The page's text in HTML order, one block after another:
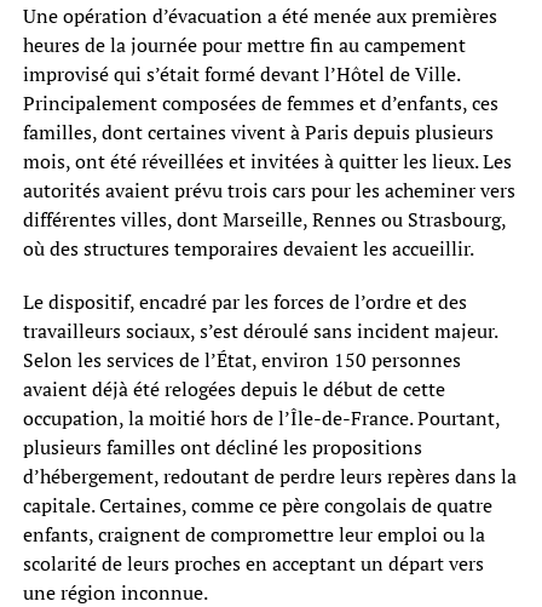
Une opération d’évacuation a été menée aux premières
heures de la journée pour mettre fin au campement
improvisé qui s’était formé devant l’Hôtel de Ville.
Principalement composées de femmes et d’enfants, ces
familles, dont certaines vivent à Paris depuis plusieurs
mois, ont été réveillées et invitées à quitter les lieux. Les
autorités avaient prévu trois cars pour les acheminer vers
différentes villes, dont Marseille, Rennes ou Strasbourg,
où des structures temporaires devaient les accueillir.
Le dispositif, encadré par les forces de l’ordre et des
travailleurs sociaux, s’est déroulé sans incident majeur.
Selon les services de l’État, environ 150 personnes
avaient déjà été relogées depuis le début de cette
occupation, la moitié hors de l’Île-de-France. Pourtant,
plusieurs familles ont décliné les propositions
d’hébergement, redoutant de perdre leurs repères dans la
capitale. Certaines, comme ce père congolais de quatre
enfants, craignent de compromettre leur emploi ou la
scolarité de leurs proches en acceptant un départ vers
une région inconnue.